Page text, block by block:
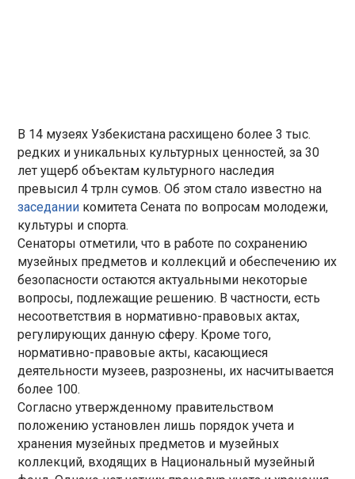
В 14 музеях Узбекистана расхищено более 3 тыс.
редких и уникальных культурных ценностей, за 30
лет ущерб объектам культурного наследия
превысил 4 трлн сумов. Об этом стало известно на
заседании комитета Сената по вопросам молодежи,
культуры и спорта.
Сенаторы отметили, что в работе по сохранению
музейных предметов и коллекций и обеспечению их
безопасности остаются актуальными некоторые
вопросы, подлежащие решению. В частности, есть
несоответствия в нормативно-правовых актах,
регулирующих данную сферу. Кроме того,
нормативно-правовые акты, касающиеся
деятельности музеев, разрознены, их насчитывается
более 100.
Согласно утвержденному правительством
положению установлен лишь порядок учета и
хранения музейных предметов и музейных
коллекций, входящих в Национальный музейный